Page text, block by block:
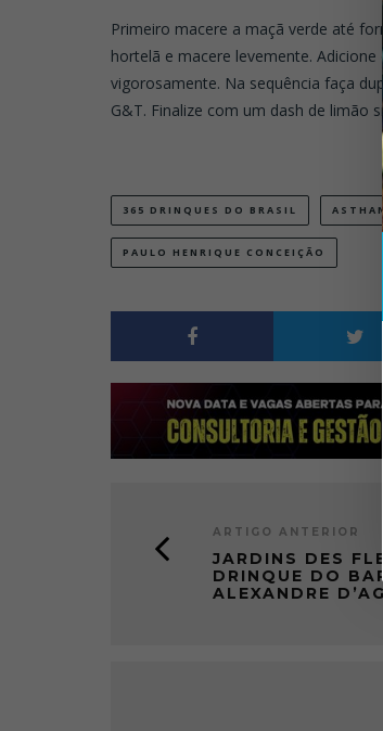
Primeiro macere a maçã verde até
hortelã e macere levemente. Adicione
vigorosamente. Na sequência faça
G&T. Finalize com um dash de limão
365 DRINQUES DO BRASIL
PAULO HENRIQUE CONCEIÇÃO
ARTIGO ANTERIOR
JARDINS DES
DRINQUE DO
ALEXANDRE